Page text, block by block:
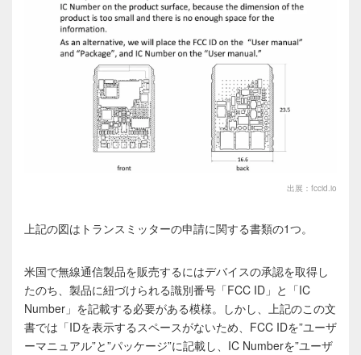
出展：fccid.io
上記の図はトランスミッターの申請に関する書類の1つ。
米国で無線通信製品を販売するにはデバイスの承認を取得し
たのち、製品に紐づけられる識別番号「FCC ID」と「IC
Number」を記載する必要がある模様。しかし、上記のこの文
書では「IDを表示するスペースがないため、FCC IDを”ユーザ
ーマニュアル”と”パッケージ”に記載し、IC Numberを”ユーザ